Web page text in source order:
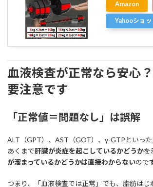
Amazon
Yahooショ
血液検査が正常なら安心？
要注意です
「正常値＝問題なし」は誤解
ALT（GPT）、AST（GOT）、γ-GTPといった
あくまで肝臓が炎症を起こしているかどうかを
が溜まっているかどうかは直接わからないので
つまり、「血液検査では正常」でも、脂肪はじ